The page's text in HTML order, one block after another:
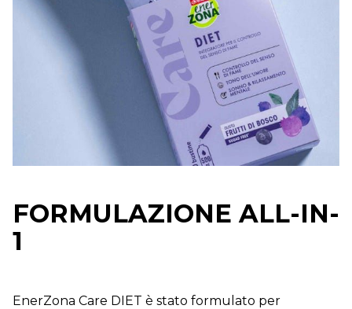
FORMULAZIONE ALL-IN-
1
EnerZona Care DIET è stato formulato per